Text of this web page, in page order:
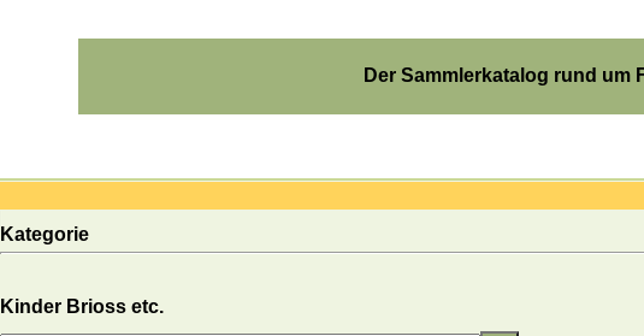
Der Sammlerkatalog rund um
Kategorie
Kinder Brioss etc.